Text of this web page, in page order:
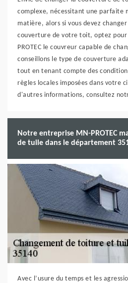
complexe, nécessitant une parfaite
matière, alors si vous devez
couverture de votre toit, optez pour
PROTEC le couvreur capable de
conseillons le type de couverture
tout en tenant compte des
règles locales imposées dans votre
d'autres informations, consultez
Notre entreprise MN-PROTEC
de tuile dans le département
Avec l’usure du temps et les